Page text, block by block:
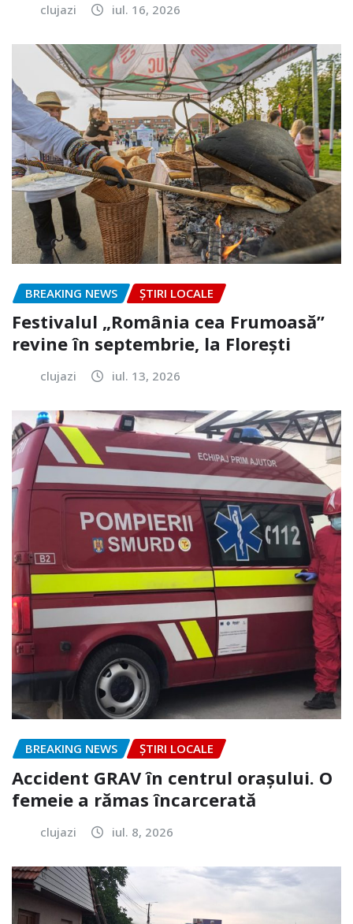
clujazi iul. 16, 2026
BREAKING NEWS ȘTIRI LOCALE
Festivalul „România cea Frumoasă”
revine în septembrie, la Florești
clujazi iul. 13, 2026
BREAKING NEWS ȘTIRI LOCALE
Accident GRAV în centrul orașului. O
femeie a rămas încarcerată
clujazi iul. 8, 2026